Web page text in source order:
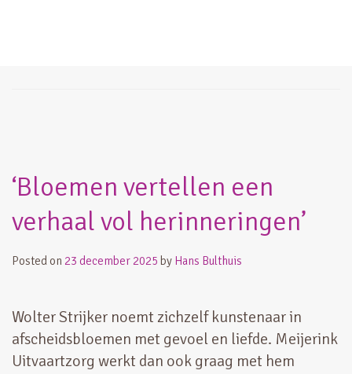
‘Bloemen vertellen een
verhaal vol herinneringen’
Posted on 23 december 2025 by Hans Bulthuis
Wolter Strijker noemt zichzelf kunstenaar in
afscheidsbloemen met gevoel en liefde. Meijerink
Uitvaartzorg werkt dan ook graag met hem